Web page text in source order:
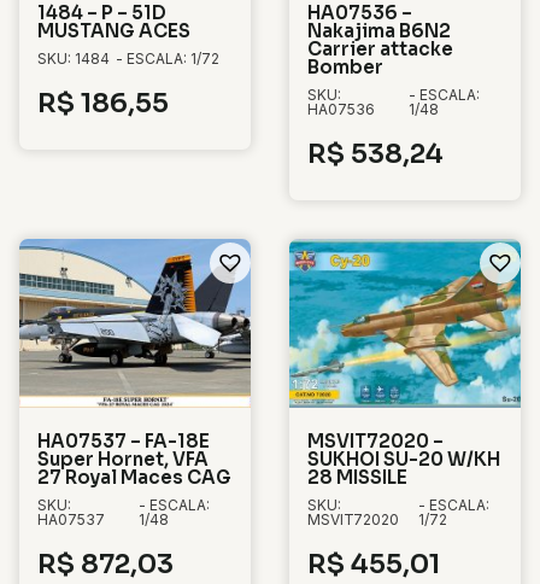
1484 – P – 51D
MUSTANG ACES
SKU: 1484 - ESCALA: 1/72
R$ 186,55
HA07536 –
Nakajima B6N2
Carrier attacke
Bomber
SKU:
HA07536
- ESCALA:
1/48
R$ 538,24
HA07537 – FA-18E
Super Hornet, VFA
27 Royal Maces CAG
SKU:
HA07537
- ESCALA:
1/48
R$ 872,03
MSVIT72020 –
SUKHOI SU-20 W/KH
28 MISSILE
SKU:
MSVIT72020
- ESCALA:
1/72
R$ 455,01